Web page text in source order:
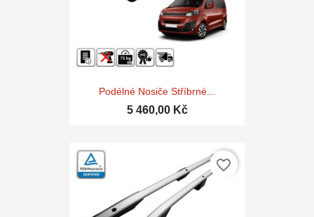
Podélné Nosiče Stříbrné...
5 460,00 Kč
favorite_border